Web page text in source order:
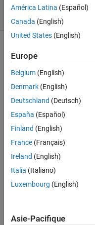
solvers
2 likes
of
mixtures
is used
mechanical
design
of
structures
to
estimate
(Ec)
América Latina (Español)
Canada (English)
United States (English)
Europe
Belgium (English)
Denmark (English)
Deutschland (Deutsch)
España (Español)
Finland (English)
France (Français)
Ireland (English)
Italia (Italiano)
Luxembourg (English)
Asie-Pacifique